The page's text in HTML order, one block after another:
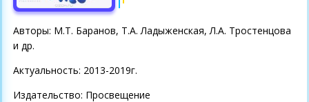
Авторы: М.Т. Баранов, Т.А. Ладыженская, Л.А. Тростенцова
и др.
Актуальность: 2013-2019г.
Издательство: Просвещение